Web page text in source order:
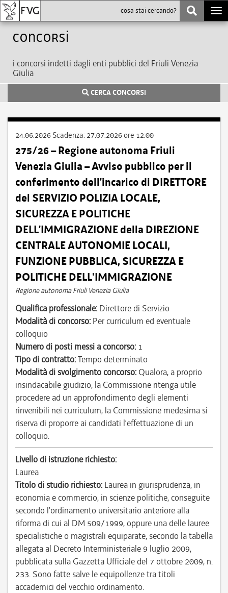
Concorsi
i concorsi indetti dagli enti pubblici del Friuli Venezia
Giulia
CERCA CONCORSI
24.06.2026 Scadenza: 27.07.2026 ore 12:00
275/26 – Regione autonoma Friuli
Venezia Giulia – Avviso pubblico per il
conferimento dell’incarico di DIRETTORE
del SERVIZIO POLIZIA LOCALE,
SICUREZZA E POLITICHE
DELL’IMMIGRAZIONE della DIREZIONE
CENTRALE AUTONOMIE LOCALI,
FUNZIONE PUBBLICA, SICUREZZA E
POLITICHE DELL'IMMIGRAZIONE
Regione autonoma Friuli Venezia Giulia
Qualifica professionale: Direttore di Servizio
Modalità di concorso: Per curriculum ed eventuale
colloquio
Numero di posti messi a concorso: 1
Tipo di contratto:Tempo determinato
Modalità di svolgimento concorso: Qualora, a proprio
insindacabile giudizio, la Commissione ritenga utile
procedere ad un approfondimento degli elementi
rinvenibili nei curriculum, la Commissione medesima si
riserva di proporre ai candidati l’effettuazione di un
colloquio.
Livello di istruzione richiesto:
Laurea
Titolo di studio richiesto: Laurea in giurisprudenza, in
economia e commercio, in scienze politiche, conseguite
secondo l’ordinamento universitario anteriore alla
riforma di cui al DM 509/1999, oppure una delle lauree
specialistiche o magistrali equiparate, secondo la tabella
allegata al Decreto Interministeriale 9 luglio 2009,
pubblicata sulla Gazzetta Ufficiale del 7 ottobre 2009, n.
233. Sono fatte salve le equipollenze tra titoli
accademici del vecchio ordinamento.